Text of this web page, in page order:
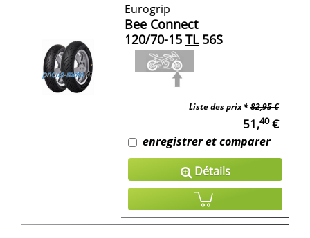
Eurogrip
Bee Connect
120/70-15 TL56S
Liste des prix *82,95 €
51,40€
enregistrer et comparer
Détails